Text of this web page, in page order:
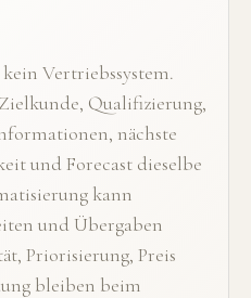
Vertriebssystem.
Qualifizierung,
nächste
und Forecast dieselbe
kann
und Übergaben
Priorisierung, Preis
bleiben beim